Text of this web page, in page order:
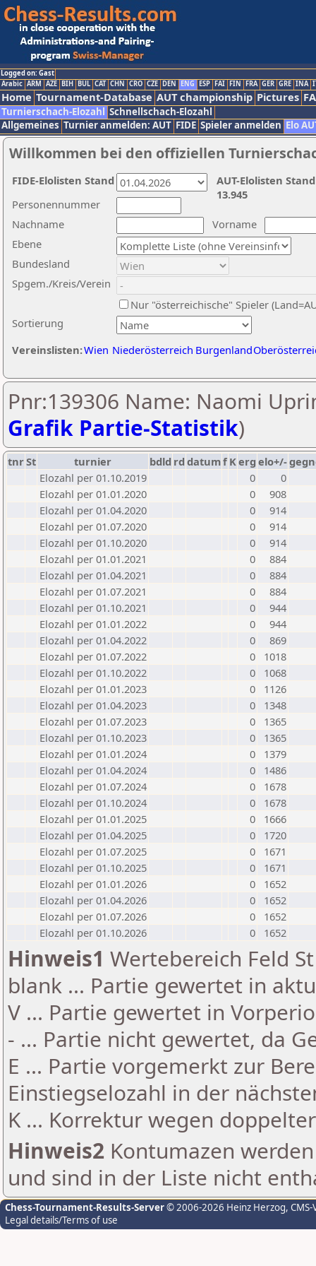
Logged on: Gast
Arabic ARM AZE BIH BUL CAT CHN CRO CZE DEN ENG ESP FAI FIN FRA GER GRE INA
Home Tournament-Database AUT championship Pictures
Turnierschach-Elozahl Schnellschach-Elozahl
Allgemeines Turnier anmelden: AUT FIDE Spieler anmelden Elo
Willkommen bei den offiziellen
Nachname
Vorname
Ebene
Sortierung
Personennummer
Bundesland
Spgem./Kreis/Verein
Nur "österreichische" Spieler
Vereinslisten:Wien Niederösterreich Burgenland
AUT-Elolisten
13.945
FIDE-Elolisten Stand
Pnr:139306 Name: Naomi
Grafik Partie-Statistik)
tnrSt turnier bdld rd datumf Kerg elo+/-
Elozahl per 01.10.2019
0
0
Elozahl per 01.01.2020
0
908
Elozahl per 01.04.2020
0
914
Elozahl per 01.07.2020
0
914
Elozahl per 01.10.2020
0
914
Elozahl per 01.01.2021
0
884
Elozahl per 01.04.2021
0
884
Elozahl per 01.07.2021
0
884
Elozahl per 01.10.2021
0
944
Elozahl per 01.01.2022
0
944
Elozahl per 01.04.2022
0
869
Elozahl per 01.07.2022
0
1018
Elozahl per 01.10.2022
0
1068
Elozahl per 01.01.2023
0
1126
Elozahl per 01.04.2023
0
1348
Elozahl per 01.07.2023
0
1365
Elozahl per 01.10.2023
0
1365
Elozahl per 01.01.2024
0
1379
Elozahl per 01.04.2024
0
1486
Elozahl per 01.07.2024
0
1678
Elozahl per 01.10.2024
0
1678
Elozahl per 01.01.2025
0
1666
Elozahl per 01.04.2025
0
1720
Elozahl per 01.07.2025
0
1671
Elozahl per 01.10.2025
0
1671
Elozahl per 01.01.2026
0
1652
Elozahl per 01.04.2026
0
1652
Elozahl per 01.07.2026
0
1652
Elozahl per 01.10.2026
0 1652
Hinweis1 Wertebereich Feld
blank ... Partie gewertet in
V ... Partie gewertet in
- ... Partie nicht gewertet, da
E ... Partie vorgemerkt zur
Einstiegselozahl in der
K ... Korrektur wegen
Hinweis2 Kontumazen
und sind in der Liste nicht
Chess-Tournament-Results-Server© 2006-2026 Heinz Herzog,
Legal details/Terms of use